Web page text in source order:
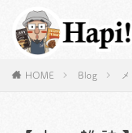
HOME Blog